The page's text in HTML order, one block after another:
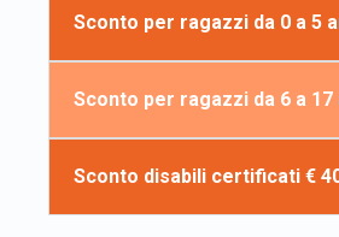
Sconto per ragazzi da 0 a 5
Sconto per ragazzi da 6 a 17
Sconto disabili certificati €